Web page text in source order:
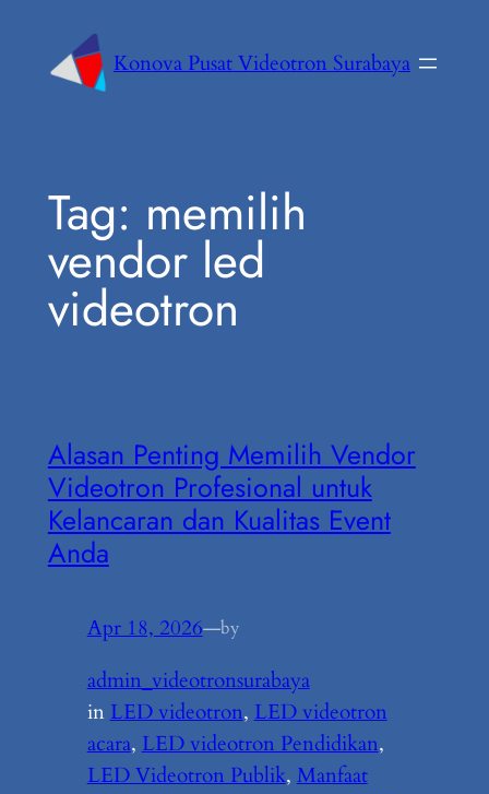
Konova Pusat Videotron Surabaya
Tag: memilih
vendor led
videotron
Alasan Penting Memilih Vendor
Videotron Profesional untuk
Kelancaran dan Kualitas Event
Anda
Apr 18, 2026—by
admin_videotronsurabaya
in LED videotron, LED videotron
acara, LED videotron Pendidikan
LED Videotron Publik, Manfaat